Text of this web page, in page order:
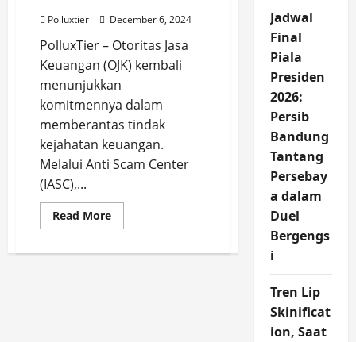
Polluxtier December 6, 2024
PolluxTier – Otoritas Jasa
Keuangan (OJK) kembali
menunjukkan
komitmennya dalam
memberantas tindak
kejahatan keuangan.
Melalui Anti Scam Center
(IASC),...
Read MoreRead
more
Rekening
Jadwal
Final
Piala
Presiden
2026:
Persib
Bandung
Tantang
Persebay
a dalam
Duel
Bergengs
i
Tren Lip
Skinificat
ion, Saat